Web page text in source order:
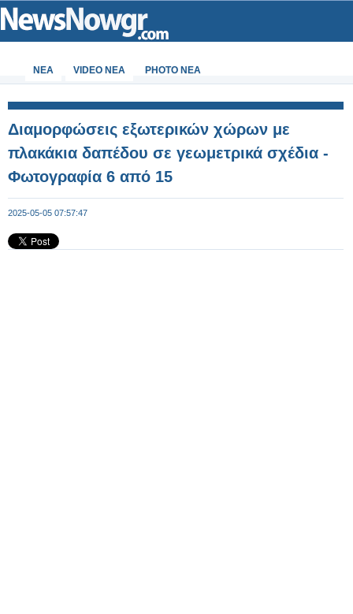
ΝΕΑ VIDEO NEA PHOTO NEA
Διαμορφώσεις εξωτερικών χώρων με
πλακάκια δαπέδου σε γεωμετρικά σχέδια -
Φωτογραφία 6 από 15
2025-05-05 07:57:47